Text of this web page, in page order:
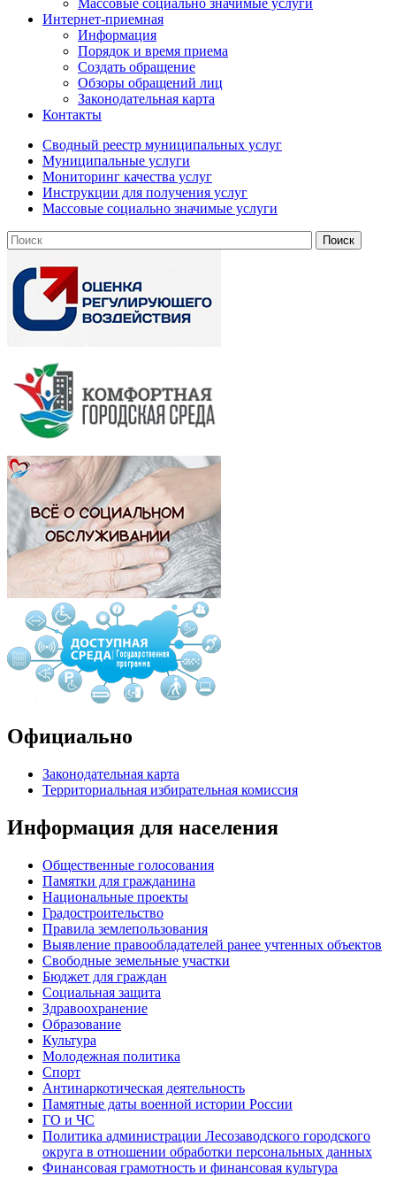
Массовые социально значимые услуги
Интернет-приемная
Информация
Порядок и время приема
Создать обращение
Обзоры обращений лиц
Законодательная карта
Контакты
Сводный реестр муниципальных услуг
Муниципальные услуги
Мониторинг качества услуг
Инструкции для получения услуг
Массовые социально значимые услуги
Официально
Законодательная карта
Территориальная избирательная комиссия
Информация для населения
Общественные голосования
Памятки для гражданина
Национальные проекты
Градостроительство
Правила землепользования
Выявление правообладателей ранее учтенных объектов
Свободные земельные участки
Бюджет для граждан
Социальная защита
Здравоохранение
Образование
Культура
Молодежная политика
Спорт
Антинаркотическая деятельность
Памятные даты военной истории России
ГО и ЧС
Политика администрации Лесозаводского городского
округа в отношении обработки персональных данных
Финансовая грамотность и финансовая культура